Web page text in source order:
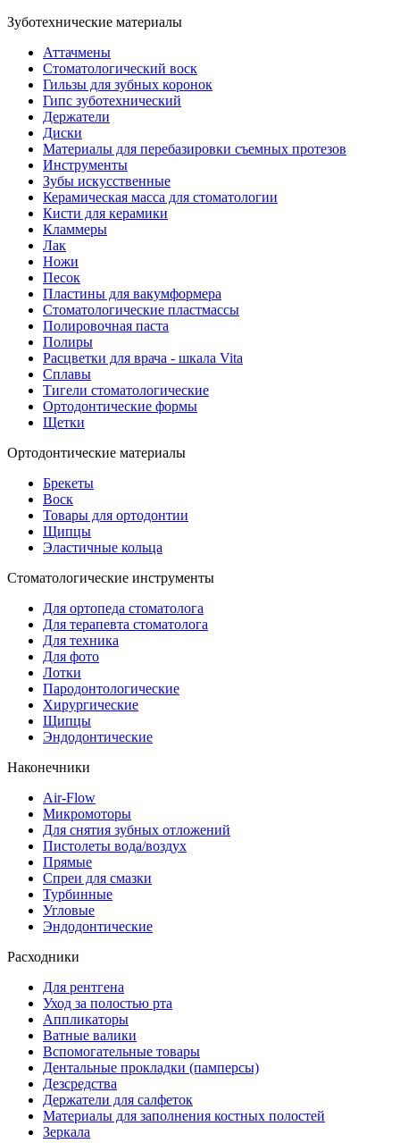
Зуботехнические материалы
Аттачмены
Стоматологический воск
Гильзы для зубных коронок
Гипс зуботехнический
Держатели
Диски
Материалы для перебазировки съемных протезов
Инструменты
Зубы искусственные
Керамическая масса для стоматологии
Кисти для керамики
Кламмеры
Лак
Ножи
Песок
Пластины для вакумформера
Стоматологические пластмассы
Полировочная паста
Полиры
Расцветки для врача - шкала Vita
Сплавы
Тигели стоматологические
Ортодонтические формы
Щетки
Ортодонтические материалы
Брекеты
Воск
Товары для ортодонтии
Щипцы
Эластичные кольца
Стоматологические инструменты
Для ортопеда стоматолога
Для терапевта стоматолога
Для техника
Для фото
Лотки
Пародонтологические
Хирургические
Щипцы
Эндодонтические
Наконечники
Air-Flow
Микромоторы
Для снятия зубных отложений
Пистолеты вода/воздух
Прямые
Спреи для смазки
Турбинные
Угловые
Эндодонтические
Расходники
Для рентгена
Уход за полостью рта
Аппликаторы
Ватные валики
Вспомогательные товары
Дентальные прокладки (памперсы)
Дезсредства
Держатели для салфеток
Материалы для заполнения костных полостей
Зеркала